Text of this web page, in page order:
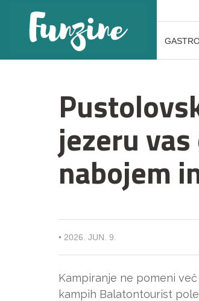
jezeru
nabojem
• 2026. JUN. 9.
Kampiranje ne pomeni
kampih Balatontourist